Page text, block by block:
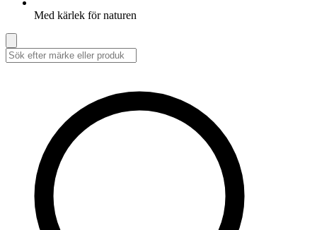
Med kärlek för naturen